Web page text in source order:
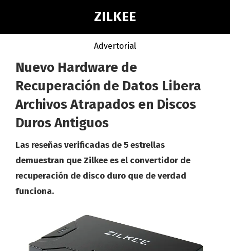
ZILKEE
Advertorial
Nuevo Hardware de
Recuperación de Datos Libera
Archivos Atrapados en Discos
Duros Antiguos
Las reseñas verificadas de 5 estrellas
demuestran que Zilkee es el convertidor de
recuperación de disco duro que de verdad
funciona.